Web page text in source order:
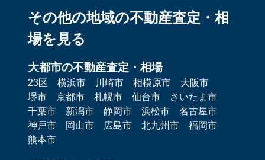
その他の地域の不動産査定・相
場を見る
大都市の不動産査定・相場
23区 横浜市 川崎市 相模原市
大阪市
堺市
京都市 札幌市 仙台市
さいたま市
千葉市
新潟市 静岡市 浜松市
名古屋市
神戸市
岡山市 広島市 北九州市
福岡市
熊本市